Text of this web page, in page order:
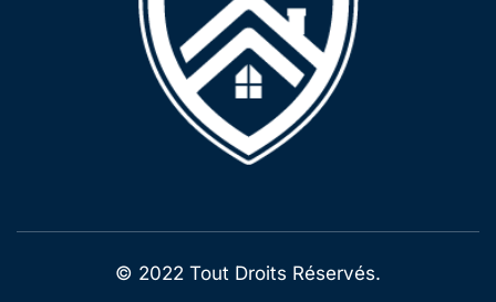
© 2022 Tout Droits Réservés.